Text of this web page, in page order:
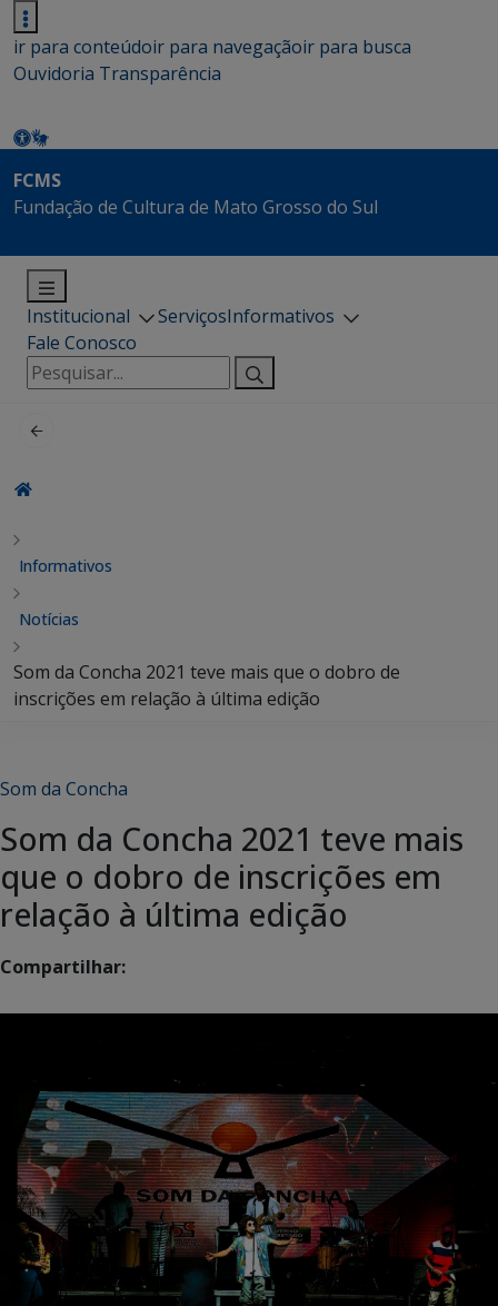
ir para conteúdoir para navegaçãoir para busca
Ouvidoria Transparência
FCMS
Fundação de Cultura de Mato Grosso do Sul
Institucional ServiçosInformativos
Fale Conosco
Pesquisar
por:
Informativos
Notícias
Som da Concha 2021 teve mais que o dobro de
inscrições em relação à última edição
Som da Concha
Som da Concha 2021 teve mais
que o dobro de inscrições em
relação à última edição
Compartilhar: